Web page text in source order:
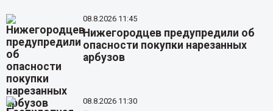
08.8.2026 11:45
Нижегородцев предупредили об
опасности покупки нарезанных
арбузов
08.8.2026 11:30